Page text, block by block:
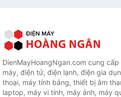
DienMayHoangNgan.com cung
máy, điện tử, điện lạnh, điện gia
thoại, máy tính bảng, thiết bị âm
laptop, máy vi tính, máy ảnh, máy